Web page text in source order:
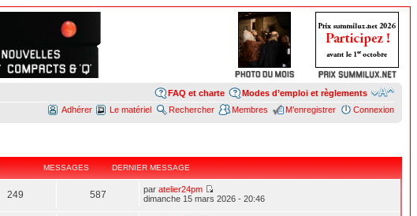
Modes d’emploi et règlements
FAQ et charte
Connexion
M’enregistrer
Membres
Rechercher
Le matériel
Adhérer
MESSAGES DERNIER MESSAGE
249 587 paratelier24pm
dimanche 15 mars 2026 - 20:46